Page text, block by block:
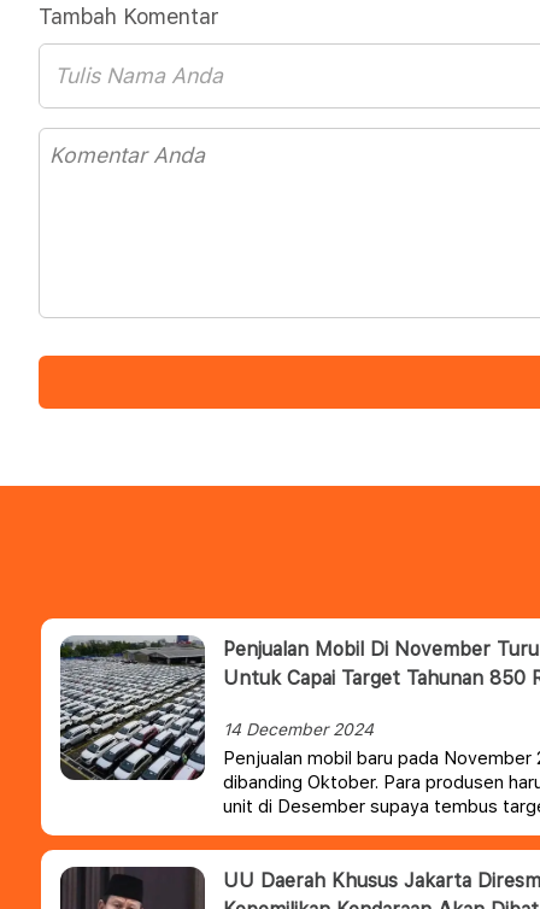
Tambah Komentar
Penjualan Mobil Di November
Untuk Capai Target Tahunan 850
14 December 2024
Penjualan mobil baru pada
dibanding Oktober. Para produsen
unit di Desember supaya tembus
ditetapkan Gabungan Industri
(Gaikindo).
UU Daerah Khusus Jakarta